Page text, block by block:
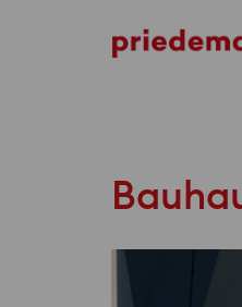
Arkady